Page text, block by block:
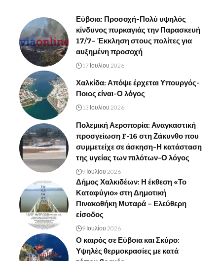
Εύβοια: Προσοχή-Πολύ υψηλός
κίνδυνος πυρκαγιάς την Παρασκευή
17/7– Έκκληση στους πολίτες για
αυξημένη προσοχή
17 Ιουλίου 2026
Χαλκίδα: Απόψε έρχεται Υπουργός-
Ποιος είναι-Ο λόγος
13 Ιουλίου 2026
Πολεμική Αεροπορία: Αναγκαστική
προσγείωση F-16 στη Ζάκυνθο που
συμμετείχε σε άσκηση-Η κατάσταση
της υγείας των πιλότων-Ο λόγος
9 Ιουλίου 2026
Δήμος Χαλκιδέων: Η έκθεση «Το
Καταφύγιο» στη Δημοτική
Πινακοθήκη Μυταρά – Ελεύθερη
είσοδος
9 Ιουλίου 2026
Ο καιρός σε Εύβοια και Σκύρο:
Υψηλές θερμοκρασίες με κατά